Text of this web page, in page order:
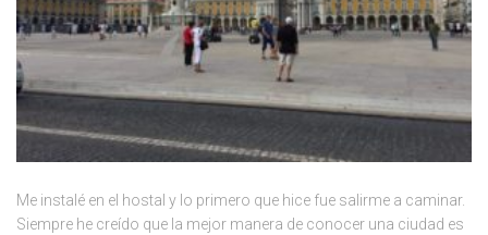
Me instalé en el hostal y lo primero que hice fue salirme a caminar.
Siempre he creído que la mejor manera de conocer una ciudad es